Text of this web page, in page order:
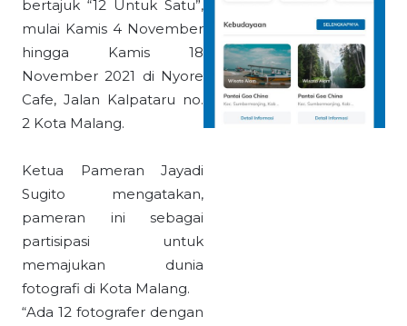
bertajuk “12 Untuk Satu”,
mulai Kamis 4 November
hingga Kamis 18
November 2021 di Nyore
Cafe, Jalan Kalpataru no.
2 Kota Malang.
Ketua Pameran Jayadi
Sugito mengatakan,
pameran ini sebagai
partisipasi untuk
memajukan dunia
fotografi di Kota Malang.
“Ada 12 fotografer dengan